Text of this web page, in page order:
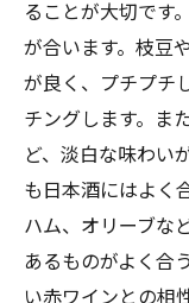
ることが大切です
が合います。枝豆
が良く、プチプチ
チングします。ま
ど、淡白な味わい
も日本酒にはよく
ハム、オリーブな
あるものがよく合
い赤ワインとの相